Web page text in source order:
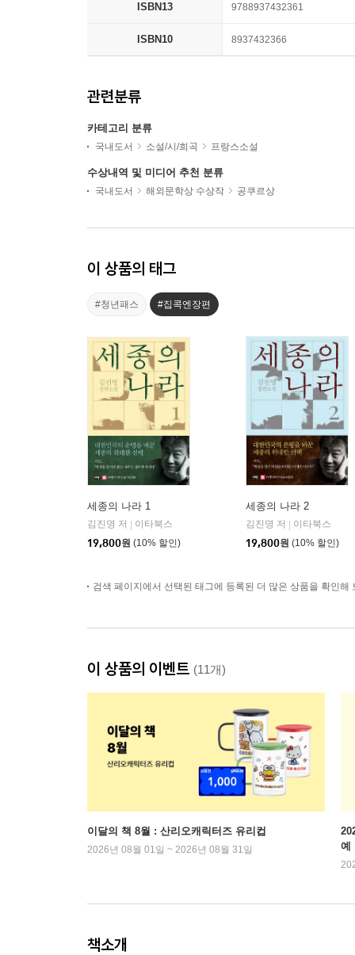
ISBN13 9788937432361
ISBN10 8937432366
관련분류
카테고리 분류
국내도서 소설/시/희곡 프랑스소설
수상내역 및 미디어 추천 분류
국내도서 해외문학상 수상작 공쿠르상
이 상품의 태그
#청년패스 #집콕엔장편
세종의 나라 1
김진명 저
이타북스
19,800원 (10% 할인)
세종의 나라 2
김진명 저
이타북스
19,800원 (10% 할인)
검색 페이지에서 선택된 태그에 등록된 더 많은 상품을 확인해
이 상품의 이벤트 (11개)
이달의 책 8월 : 산리오캐릭터즈 유리컵
2026년 08월 01일 ~ 2026년 08월 31일
예
책소개